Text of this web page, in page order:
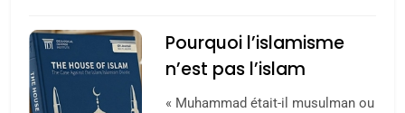
Pourquoi l’islamisme
n’est pas l’islam
« Muhammad était-il musulman ou